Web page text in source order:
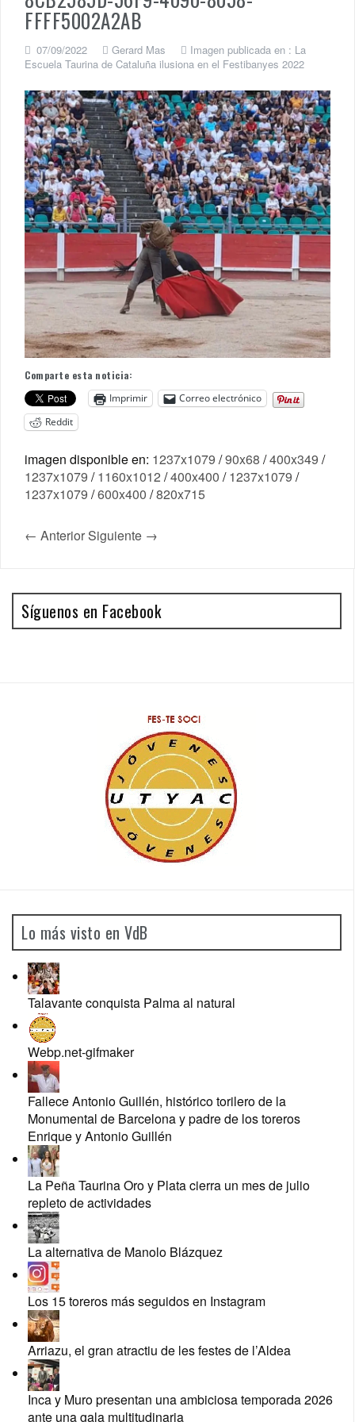
FFFF5002A2AB
07/09/2022 Gerard Mas Imagen publicada en : La
Escuela Taurina de Cataluña ilusiona en el Festibanyes 2022
Comparte esta noticia:
Imprimir
Correo electrónico
Reddit
imagen disponible en: 1237x1079 /90x68 /400x349 /
1237x1079 /1160x1012 /400x400 /1237x1079 /
1237x1079 /600x400 /820x715
← Anterior Siguiente →
Síguenos en Facebook
Lo más visto en VdB
Talavante conquista Palma al natural
Webp.net-gifmaker
Fallece Antonio Guillén, histórico torilero de la
Monumental de Barcelona y padre de los toreros
Enrique y Antonio Guillén
La Peña Taurina Oro y Plata cierra un mes de julio
repleto de actividades
La alternativa de Manolo Blázquez
Los 15 toreros más seguidos en Instagram
Arriazu, el gran atractiu de les festes de l’Aldea
Inca y Muro presentan una ambiciosa temporada 2026
ante una gala multitudinaria